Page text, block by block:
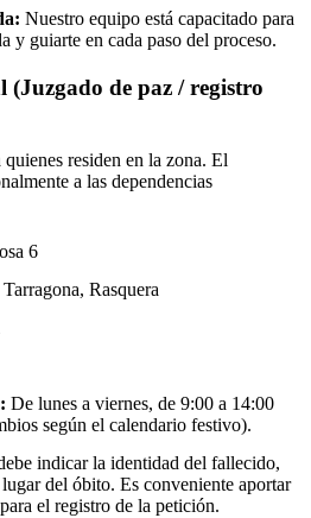
Nuestro equipo está capacitado para
y guiarte en cada paso del proceso.
(Juzgado de paz / registro
residen en la zona. El
a las dependencias
6
Rasquera
De lunes a viernes, de 9:00 a 14:00
según el calendario festivo).
indicar la identidad del fallecido,
del óbito. Es conveniente aportar
el registro de la petición.